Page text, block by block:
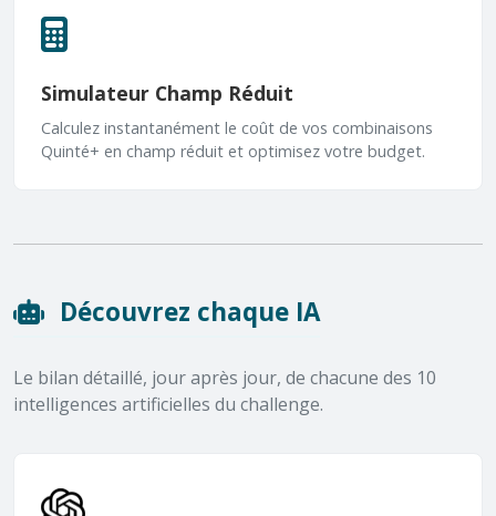
Simulateur Champ Réduit
Calculez instantanément le coût de vos combinaisons
Quinté+ en champ réduit et optimisez votre budget.
Découvrez chaque IA
Le bilan détaillé, jour après jour, de chacune des 10
intelligences artificielles du challenge.